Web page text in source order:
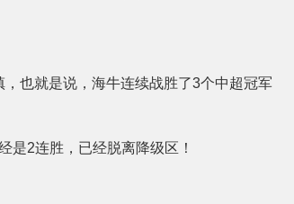
也就是说，海牛连续战胜了3个中超冠军
2连胜，已经脱离降级区！